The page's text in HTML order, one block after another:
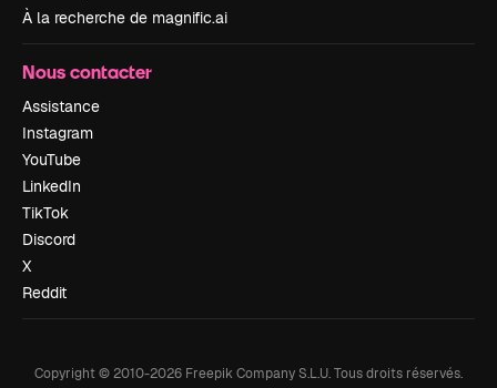
À la recherche de magnific.ai
Nous contacter
Assistance
Instagram
YouTube
LinkedIn
TikTok
Discord
X
Reddit
Copyright © 2010-2026 Freepik Company S.L.U.Tous droits réservés.